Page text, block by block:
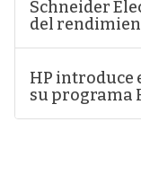
Schneider
del
HP introduce
su programa